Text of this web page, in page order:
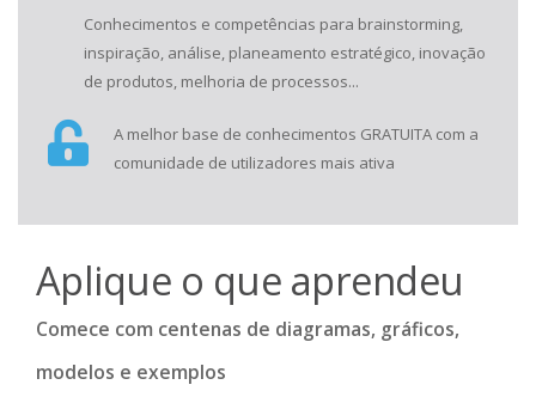
Conhecimentos e competências para brainstorming,
inspiração, análise, planeamento estratégico, inovação
de produtos, melhoria de processos...
A melhor base de conhecimentos GRATUITA com a
comunidade de utilizadores mais ativa
Aplique o que aprendeu
Comece com centenas de diagramas, gráficos,
modelos e exemplos